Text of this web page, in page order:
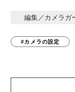
編集／カメラガ
#カメラの設定